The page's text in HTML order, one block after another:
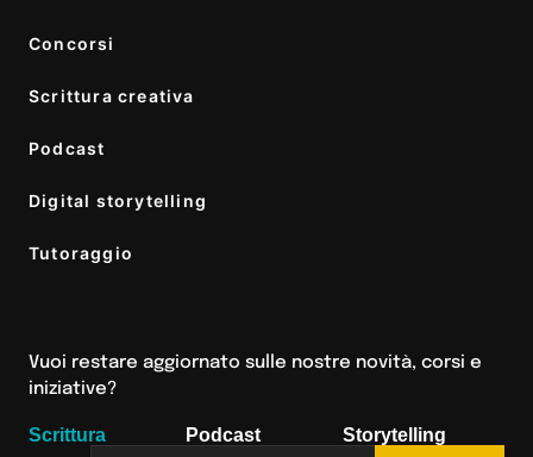
Concorsi
Scrittura creativa
Podcast
Digital storytelling
Tutoraggio
Vuoi restare aggiornato sulle nostre novità, corsi e
iniziative?
Scrittura Podcast Storytelling